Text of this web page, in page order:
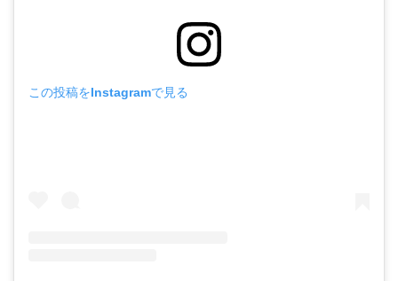
この投稿をInstagramで見る